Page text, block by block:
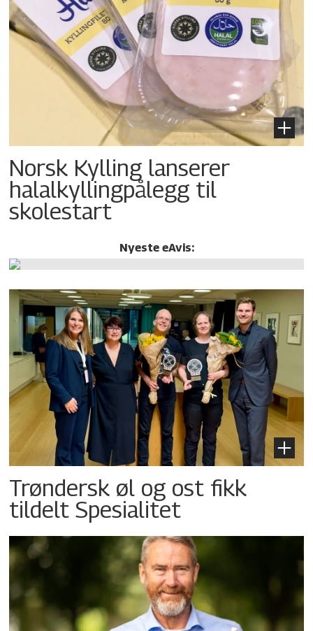
Norsk Kylling lanserer
halalkylling­pålegg til
skolestart
Nyeste eAvis:
Trøndersk øl og ost fikk
tildelt Spesialitet